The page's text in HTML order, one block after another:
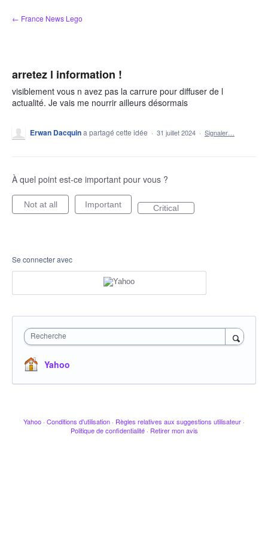
Aller
au
← France News Lego
arretez l information !
visiblement vous n avez pas la carrure pour diffuser de l
actualité. Je vais me nourrir ailleurs désormais
Erwan Dacquina partagé cette idée · 31 juillet 2024 · Signaler…
À quel point est-ce important pour vous ?
Not at all Important Critical
Se connecter avec
Recherche
Yahoo
Yahoo · Conditions d'utilisation · Règles relatives aux suggestions utilisateur ·
Politique de confidentialité · Retirer mon avis